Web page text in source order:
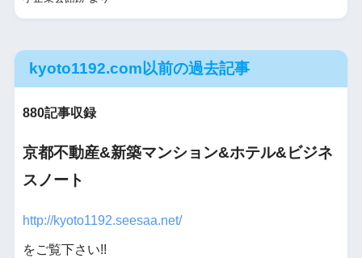
kyoto1192.com以前の過去記事
880記事収録
京都不動産&新築マンション&ホテル&ビジネ
スノート
http://kyoto1192.seesaa.net/
をご覧下さい!!